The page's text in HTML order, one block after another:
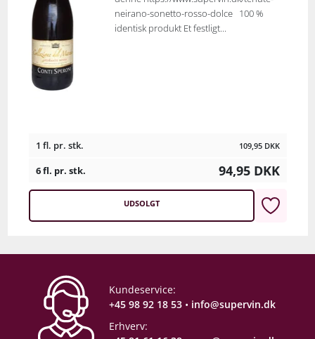
neirano-sonetto-rosso-dolce 100 %
identisk produkt Et festligt...
1 fl. pr. stk. 109,95 DKK
6 fl. pr. stk. 94,95 DKK
UDSOLGT
Kundeservice:
+45 98 92 18 53 • info@supervin.dk
Erhverv: